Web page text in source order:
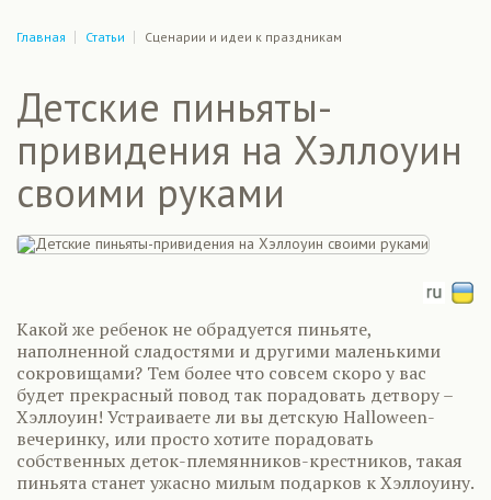
Главная Статьи Сценарии и идеи к праздникам
Детские пиньяты-
привидения на Хэллоуин
своими руками
Какой же ребенок не обрадуется пиньяте,
наполненной сладостями и другими маленькими
сокровищами? Тем более что совсем скоро у вас
будет прекрасный повод так порадовать детвору –
Хэллоуин! Устраиваете ли вы детскую Halloween-
вечеринку, или просто хотите порадовать
собственных деток-племянников-крестников, такая
пиньята станет ужасно милым подарков к Хэллоуину.